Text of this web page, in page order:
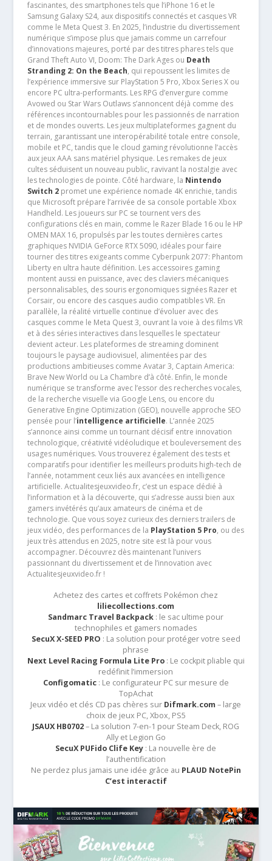
fascinantes, des smartphones tels que l’iPhone 16 et le
Samsung Galaxy S24, aux dispositifs connectés et casques VR
comme le Meta Quest 3. En 2025, l’industrie du divertissement
numérique s’impose plus que jamais comme un carrefour
d’innovations majeures, porté par des titres phares tels que
Grand Theft Auto VI, Doom: The Dark Ages ou Death
Stranding 2: On the Beach, qui repoussent les limites de
l’expérience immersive sur PlayStation 5 Pro, Xbox Series X ou
encore PC ultra-performants. Les RPG d’envergure comme
Avowed ou Star Wars Outlaws s’annoncent déjà comme des
références incontournables pour les passionnés de narration
et de mondes ouverts. Les jeux multiplateformes gagnent du
terrain, garantissant une interopérabilité totale entre console,
mobile et PC, tandis que le cloud gaming révolutionne l’accès
aux jeux AAA sans matériel physique. Les remakes de jeux
cultes séduisent un nouveau public, ravivant la nostalgie avec
les technologies de pointe. Côté hardware, la Nintendo
Switch 2promet une expérience nomade 4K enrichie, tandis
que Microsoft prépare l’arrivée de sa console portable Xbox
Handheld. Les joueurs sur PC se tournent vers des
configurations clés en main, comme le Razer Blade 16 ou le HP
OMEN MAX 16, propulsés par les toutes dernières cartes
graphiques NVIDIA GeForce RTX 5090, idéales pour faire
tourner des titres exigeants comme Cyberpunk 2077: Phantom
Liberty en ultra haute définition. Les accessoires gaming
montent aussi en puissance, avec des claviers mécaniques
personnalisables, des souris ergonomiques signées Razer et
Corsair, ou encore des casques audio compatibles VR. En
parallèle, la réalité virtuelle continue d’évoluer avec des
casques comme le Meta Quest 3, ouvrant la voie à des films VR
et à des séries interactives dans lesquelles le spectateur
devient acteur. Les plateformes de streaming dominent
toujours le paysage audiovisuel, alimentées par des
productions ambitieuses comme Avatar 3, Captain America:
Brave New World ou La Chambre d’à côté. Enfin, le monde
numérique se transforme avec l’essor des recherches vocales,
de la recherche visuelle via Google Lens, ou encore du
Generative Engine Optimization (GEO), nouvelle approche SEO
pensée pour l’intelligence artificielle. L’année 2025
s’annonce ainsi comme un tournant décisif entre innovation
technologique, créativité vidéoludique et bouleversement des
usages numériques. Vous trouverez également des tests et
comparatifs pour identifier les meilleurs produits high-tech de
l’année, notamment ceux liés aux avancées en intelligence
artificielle. Actualitesjeuxvideo.fr, c’est un espace dédié à
l’information et à la découverte, qui s’adresse aussi bien aux
gamers invétérés qu’aux amateurs de cinéma et de
technologie. Que vous soyez curieux des derniers trailers de
jeux vidéo, des performances de la PlayStation 5 Pro, ou des
jeux très attendus en 2025, notre site est là pour vous
accompagner. Découvrez dès maintenant l’univers
passionnant du divertissement et de l’innovation avec
Actualitesjeuxvideo.fr !
Achetez des cartes et coffrets Pokémon chez
liliecollections.com
Sandmarc Travel Backpack : le sac ultime pour
technophiles et gamers nomades
SecuX X-SEED PRO : La solution pour protéger votre seed
phrase
Next Level Racing Formula Lite Pro: Le cockpit pliable qui
redéfinit l’immersion
Configomatic: Le configurateur PC sur mesure de
TopAchat
Jeux vidéo et clés CD pas chères sur Difmark.com – large
choix de jeux PC, Xbox, PS5
JSAUX HB0702– La solution 7-en-1 pour Steam Deck, ROG
Ally et Legion Go
SecuX PUFido Clife Key : La nouvelle ère de
l’authentification
Ne perdez plus jamais une idée grâce au PLAUD NotePin
C’est interactif